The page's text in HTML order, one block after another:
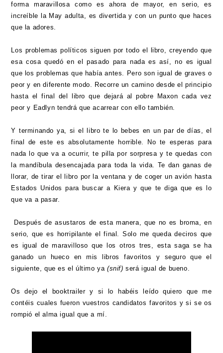
forma maravillosa como es ahora de mayor, en serio, es
increíble la May adulta, es divertida y con un punto que haces
que la adores.
Los problemas políticos siguen por todo el libro, creyendo que
esa cosa quedó en el pasado para nada es así, no es igual
que los problemas que había antes. Pero son igual de graves o
peor y en diferente modo. Recorre un camino desde el principio
hasta el final del libro que dejará al pobre Maxon cada vez
peor y Eadlyn tendrá que acarrear con ello también.
Y terminando ya, si el libro te lo bebes en un par de días, el
final de este es absolutamente horrible. No te esperas para
nada lo que va a ocurrir, te pilla por sorpresa y te quedas con
la mandíbula desencajada para toda la vida. Te dan ganas de
llorar, de tirar el libro por la ventana y de coger un avión hasta
Estados Unidos para buscar a Kiera y que te diga que es lo
que va a pasar.
Después de asustaros de esta manera, que no es broma, en
serio, que es horripilante el final. Solo me queda deciros que
es igual de maravilloso que los otros tres, esta saga se ha
ganado un hueco en mis libros favoritos y seguro que el
siguiente, que es el último ya(snif)será igual de bueno.
Os dejo el booktrailer y si lo habéis leído quiero que me
contéis cuales fueron vuestros candidatos favoritos y si se os
rompió el alma igual que a mí.